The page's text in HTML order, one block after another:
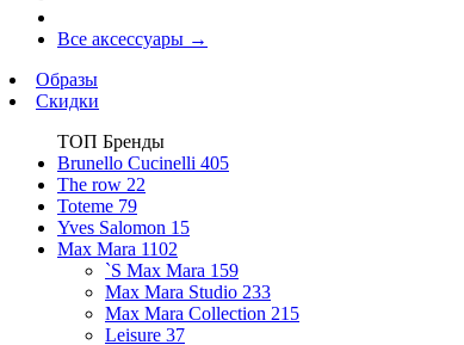
Все аксессуары →
Образы
Скидки
ТОП Бренды
Brunello Cucinelli 405
The row 22
Toteme 79
Yves Salomon 15
Max Mara 1102
`S Max Mara 159
Max Mara Studio 233
Max Mara Collection 215
Leisure 37